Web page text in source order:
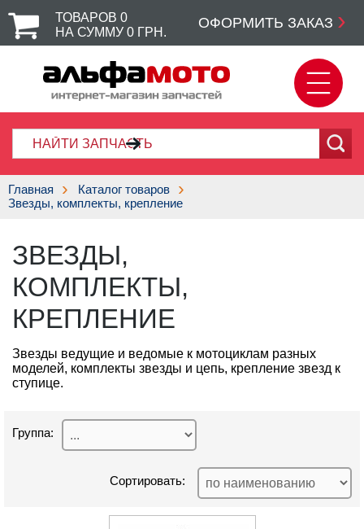
ТОВАРОВ 0
НА СУММУ 0 ГРН.
ОФОРМИТЬ ЗАКАЗ
Главная
Каталог товаров
Звезды, комплекты, крепление
ЗВЕЗДЫ,
КОМПЛЕКТЫ,
КРЕПЛЕНИЕ
Звезды ведущие и ведомые к мотоциклам разных
моделей, комплекты звезды и цепь, крепление звезд к
ступице.
Группа:
Сортировать: